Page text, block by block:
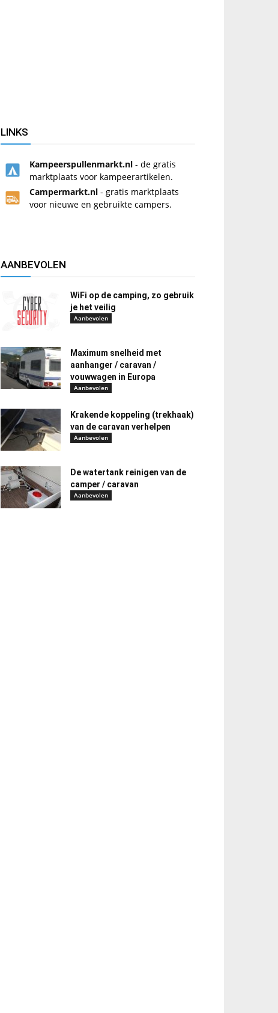
LINKS
Kampeerspullenmarkt.nl - de gratis
marktplaats voor kampeerartikelen.
Campermarkt.nl - gratis marktplaats
voor nieuwe en gebruikte campers.
AANBEVOLEN
WiFi op de camping, zo gebruik
je het veilig
Aanbevolen
Maximum snelheid met
aanhanger / caravan /
vouwwagen in Europa
Aanbevolen
Krakende koppeling (trekhaak)
van de caravan verhelpen
Aanbevolen
De watertank reinigen van de
camper / caravan
Aanbevolen